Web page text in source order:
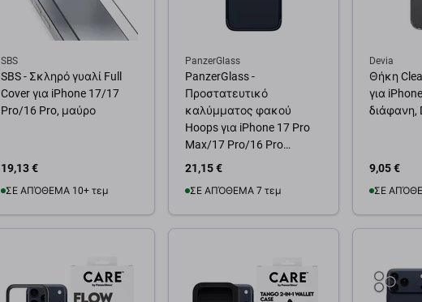
SBS
SBS - Σκληρό γυαλί Full
Cover για iPhone 17/17
Pro/16 Pro, μαύρο
19,13 €
ΣΕ ΑΠΌΘΕΜΑ 10+ τεμ
PanzerGlass
PanzerGlass -
Προστατευτικό
καλύμματος φακού
Hoops για iPhone 17 Pro
Max/17 Pro/16 Pro
Max/16 Pro, μαύρο
21,15 €
ΣΕ ΑΠΌΘΕΜΑ 7 τεμ
Devia
Θήκη
για
διάφανη,
9,05 €
ΣΕ